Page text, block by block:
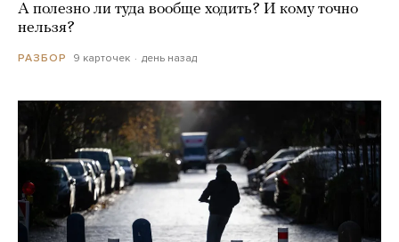
А полезно ли туда вообще ходить? И кому точно
нельзя?
РАЗБОР 9 карточек день назад